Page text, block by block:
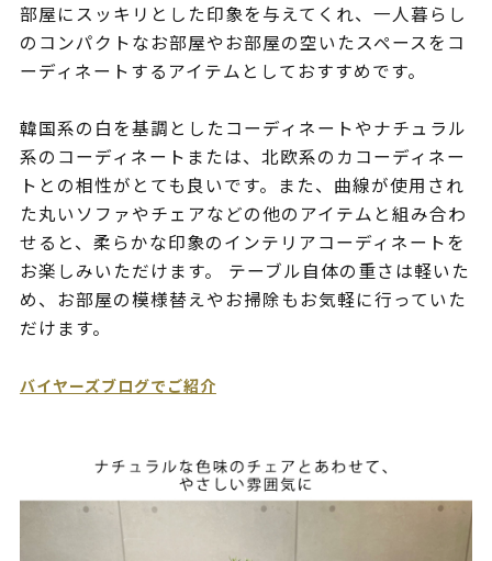
部屋にスッキリとした印象を与えてくれ、一人暮らし
のコンパクトなお部屋やお部屋の空いたスペースをコ
ーディネートするアイテムとしておすすめです。
韓国系の白を基調としたコーディネートやナチュラル
系のコーディネートまたは、北欧系のカコーディネー
トとの相性がとても良いです。また、曲線が使用され
た丸いソファやチェアなどの他のアイテムと組み合わ
せると、柔らかな印象のインテリアコーディネートを
お楽しみいただけます。 テーブル自体の重さは軽いた
め、お部屋の模様替えやお掃除もお気軽に行っていた
だけます。
バイヤーズブログでご紹介